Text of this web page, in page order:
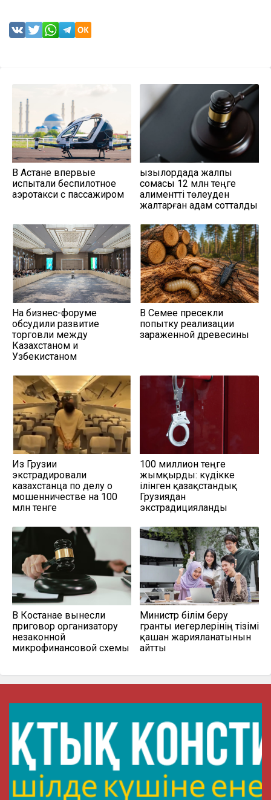
В Астане впервые
испытали беспилотное
аэротакси с пассажиром
Қызылордада жалпы
сомасы 12 млн теңге
алиментті төлеуден
жалтарған адам сотталды
На бизнес-форуме
обсудили развитие
торговли между
Казахстаном и
Узбекистаном
В Семее пресекли
попытку реализации
зараженной древесины
Из Грузии
экстрадировали
казахстанца по делу о
мошенничестве на 100
млн тенге
100 миллион теңге
жымқырды: күдікке
ілінген қазақстандық
Грузиядан
экстрадицияланды
В Костанае вынесли
приговор организатору
незаконной
микрофинансовой схемы
Министр білім беру
гранты иегерлерінің тізімі
қашан жарияланатынын
айтты